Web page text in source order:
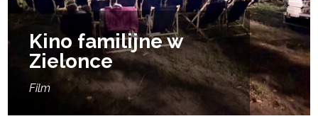
Kino familijne w
Zielonce
Film